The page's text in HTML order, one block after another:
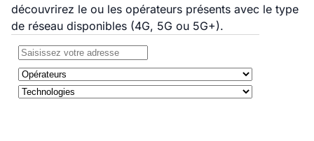
découvrirez le ou les opérateurs présents avec le type
de réseau disponibles (4G, 5G ou 5G+).